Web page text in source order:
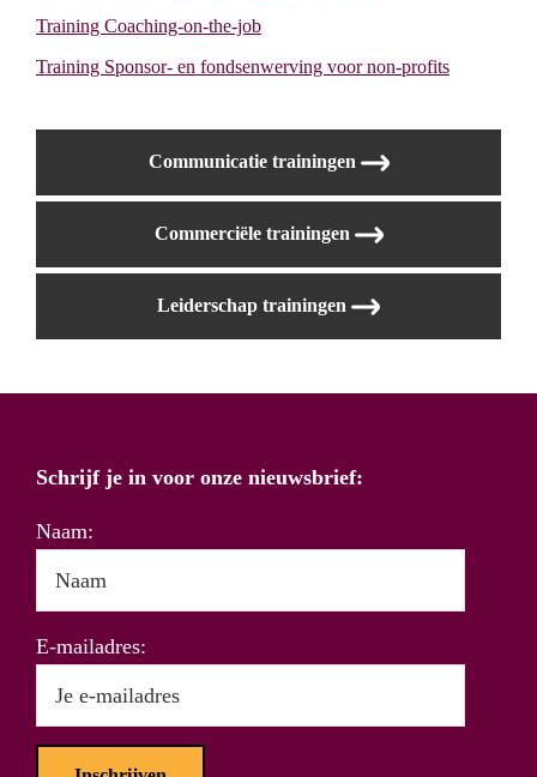
Training Coaching-on-the-job
Training Sponsor- en fondsenwerving voor non-profits
Communicatie trainingen
Commerciële trainingen
Leiderschap trainingen
Schrijf je in voor onze nieuwsbrief:
Naam:
E-mailadres: